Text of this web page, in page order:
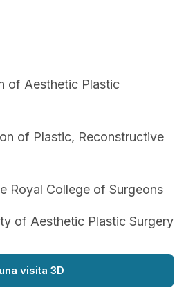
of Aesthetic Plastic
of Plastic, Reconstructive
Royal College of Surgeons
of Aesthetic Plastic Surgery
visita 3D